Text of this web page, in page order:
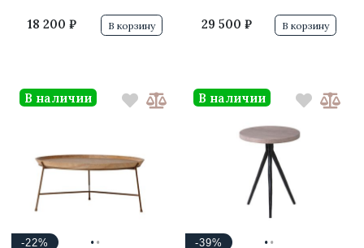
18 200 ₽ В корзину 29 500 ₽ В корзину
-22%
В наличии
-39%
В наличии